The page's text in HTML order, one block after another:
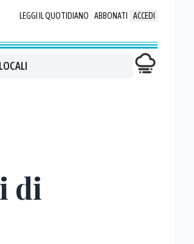
LEGGI IL QUOTIDIANO ABBONATI ACCEDI
di